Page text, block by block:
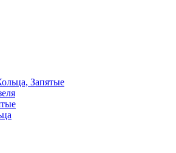
Запятые